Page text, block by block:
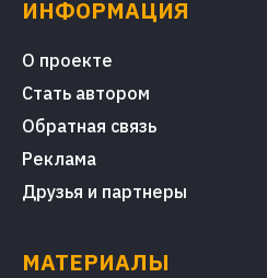
ИНФОРМАЦИЯ
О проекте
Стать автором
Обратная связь
Реклама
Друзья и партнеры
МАТЕРИАЛЫ